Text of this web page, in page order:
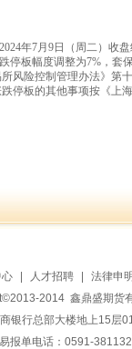
2024年7月 9日（周二）收
停板幅度调整为7% ，套
风险控制管理办法》第
停板的其他事项按《上
心 人才招聘 法律申明
2014 鑫鼎盛期货
银行总部大楼地上15
报单电话：0591-